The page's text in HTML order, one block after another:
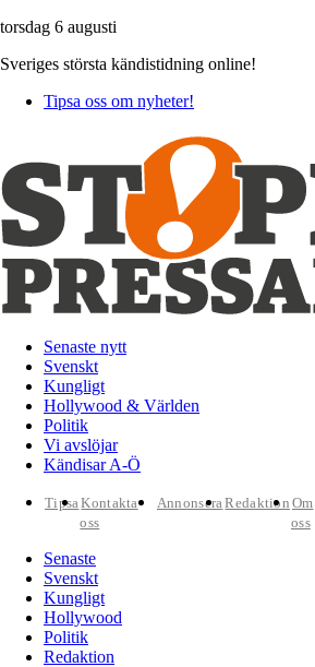
torsdag 6 augusti
Sveriges största kändistidning online!
Tipsa oss om nyheter!
Senaste nytt
Svenskt
Kungligt
Hollywood & Världen
Politik
Vi avslöjar
Kändisar A-Ö
TipsaKontakta
oss
AnnonseraRedaktion Om
oss
Senaste
Svenskt
Kungligt
Hollywood
Politik
Redaktion